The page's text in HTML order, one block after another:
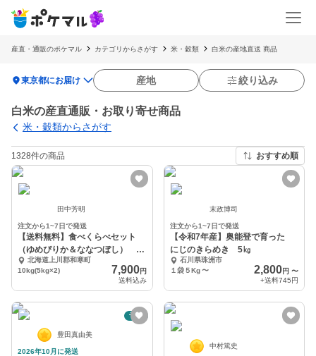
産直・通販のポケマル カテゴリからさがす 米・穀類 白米の産地直送 商品
location_on東京都にお届け 産地 絞り込み
白米の産直通販・お取り寄せ商品
米・穀類からさがす
1328件の商品 おすすめ順
田中芳明
注文から1~7日で発送
【送料無料】食べくらべセット
（ゆめぴりか＆ななつぼし） 令
和7年産
北海道上川郡和寒町
10kg(5kg×2)
7,900円
送料込み
末政博司
注文から1~7日で発送
【令和7年産】奥能登で育った
にじのきらめき 5㎏
石川県珠洲市
１袋５Kg 〜 2,800円 〜
+送料745円
予約
豊田真由美
2026年10月に発送
中村篤史